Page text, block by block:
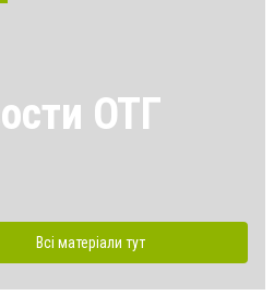
ОТГ
Всі матеріали тут